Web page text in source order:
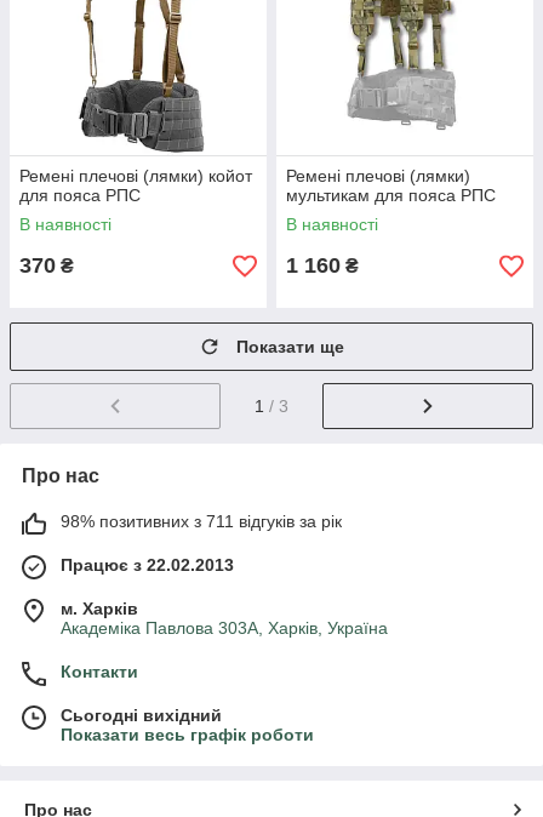
Ремені плечові (лямки) койот
для пояса РПС
В наявності
370 ₴
Ремені плечові (лямки)
мультикам для пояса РПС
В наявності
1 160 ₴
Показати ще
1 / 3
Про нас
98% позитивних з 711 відгуків за рік
Працює з 22.02.2013
м. Харків
Академіка Павлова 303А, Харків, Україна
Контакти
Сьогодні вихідний
Показати весь графік роботи
Про нас